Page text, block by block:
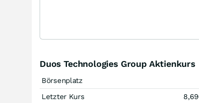
Duos Technologies Group Aktienkurs
Börsenplatz
Letzter Kurs